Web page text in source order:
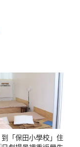
到「保田小學校」住